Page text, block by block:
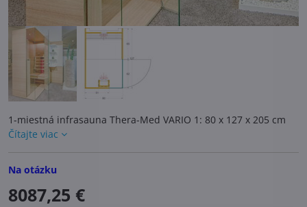
1-miestná infrasauna Thera-Med VARIO 1: 80 x 127 x 205 cm
Čítajte viac
Na otázku
8087,25 €